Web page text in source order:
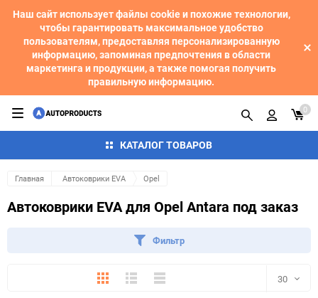
Наш сайт использует файлы cookie и похожие технологии,
чтобы гарантировать максимальное удобство
пользователям, предоставляя персонализированную
информацию, запоминая предпочтения в области
маркетинга и продукции, а также помогая получить
правильную информацию.
КАТАЛОГ ТОВАРОВ
0
Главная Автоковрики EVA Opel
Автоковрики EVA для Opel Antara под заказ
Фильтр
ПлиткаПодробноКомпактно 30